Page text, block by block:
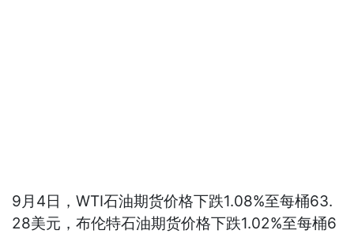
9月4日，WTI石油期货价格下跌1.08%至每桶63.
28美元，布伦特石油期货价格下跌1.02%至每桶6